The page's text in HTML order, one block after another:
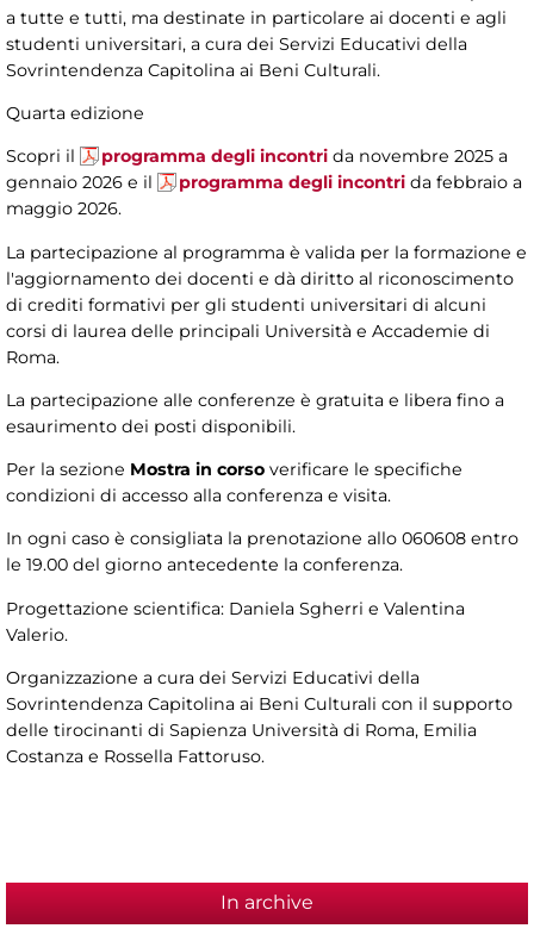
a tutte e tutti, ma destinate in particolare ai docenti e agli
studenti universitari, a cura dei Servizi Educativi della
Sovrintendenza Capitolina ai Beni Culturali.
Quarta edizione
Scopri il programma degli incontri da novembre 2025 a
gennaio 2026 e il
programma degli incontri da febbraio a
maggio 2026.
La partecipazione al programma è valida per la formazione e
l'aggiornamento dei docenti e dà diritto al riconoscimento
di crediti formativi per gli studenti universitari di alcuni
corsi di laurea delle principali Università e Accademie di
Roma.
La partecipazione alle conferenze è gratuita e libera fino a
esaurimento dei posti disponibili.
Per la sezione Mostra in corso verificare le specifiche
condizioni di accesso alla conferenza e visita.
In ogni caso è consigliata la prenotazione allo 060608 entro
le 19.00 del giorno antecedente la conferenza.
Progettazione scientifica: Daniela Sgherri e Valentina
Valerio.
Organizzazione a cura dei Servizi Educativi della
Sovrintendenza Capitolina ai Beni Culturali con il supporto
delle tirocinanti di Sapienza Università di Roma, Emilia
Costanza e Rossella Fattoruso.
In archive